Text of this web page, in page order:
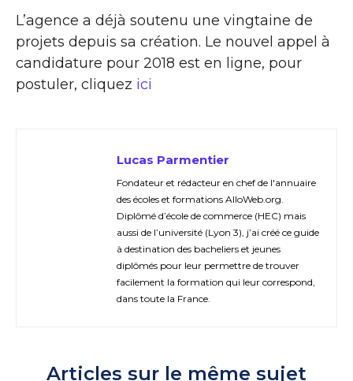
L’agence a déjà soutenu une vingtaine de
projets depuis sa création. Le nouvel appel à
candidature pour 2018 est en ligne, pour
postuler, cliquez ici
Lucas Parmentier
Fondateur et rédacteur en chef de l'annuaire
des écoles et formations AlloWeb.org.
Diplômé d’école de commerce (HEC) mais
aussi de l’université (Lyon 3), j’ai créé ce guide
à destination des bacheliers et jeunes
diplômés pour leur permettre de trouver
facilement la formation qui leur correspond,
dans toute la France.
Articles sur le même sujet